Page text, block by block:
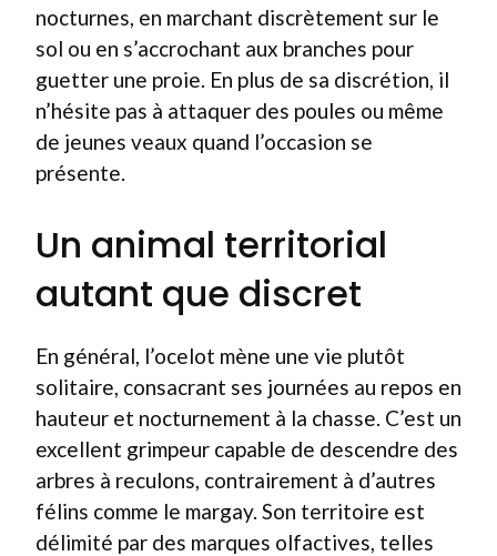
nocturnes, en marchant discrètement sur le
sol ou en s’accrochant aux branches pour
guetter une proie. En plus de sa discrétion, il
n’hésite pas à attaquer des poules ou même
de jeunes veaux quand l’occasion se
présente.
Un animal territorial
autant que discret
En général, l’ocelot mène une vie plutôt
solitaire, consacrant ses journées au repos en
hauteur et nocturnement à la chasse. C’est un
excellent grimpeur capable de descendre des
arbres à reculons, contrairement à d’autres
félins comme le margay. Son territoire est
délimité par des marques olfactives, telles